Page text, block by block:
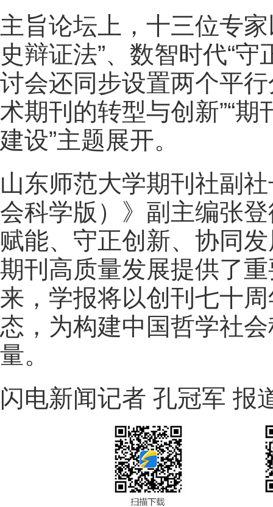
主旨论坛上，十三位专
史辩证法”、数智时代“守
讨会还同步设置两个平
术期刊的转型与创新”“
建设”主题展开。
山东师范大学期刊社副
会科学版）》副主编张
赋能、守正创新、协同
期刊高质量发展提供了
来，学报将以创刊七十
态，为构建中国哲学社
量。
闪电新闻记者 孔冠军 报